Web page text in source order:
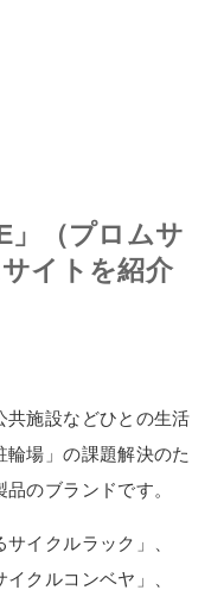
」（プロムサ
イトを紹介
共施設などひとの生活
場」の課題解決のた
のブランドです。
イクルラック」、
クルコンベヤ」、